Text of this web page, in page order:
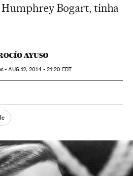
Bogart, tinha
AYUSO
-AUG12, 2014 - 21:20 EDT
Twitter
Redes Sociales